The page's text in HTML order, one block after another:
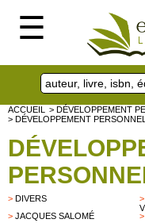
☰
ACCUEIL
> DÉVELOPPEMENT
> DÉVELOPPEMENT PERSONNEL
> DIVERS
> JACQUES SALOMÉ